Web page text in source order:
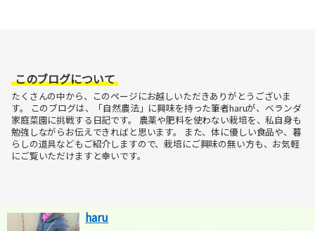
このブログについて
たくさんの中から、このページにお越しいただきありがとうございま
す。
このブログは、「自然農法」に興味を持った筆者haruが、ベランダ
家庭菜園に挑戦する日記です。
農薬や肥料を使わない栽培を、私自身も
勉強しながらお伝えできればと思います。
また、体に優しい食品や、暮
らしの道具などもご紹介しますので、栽培にご興味の無い方も、お気軽
にご覧いただけますと幸いです。
haru